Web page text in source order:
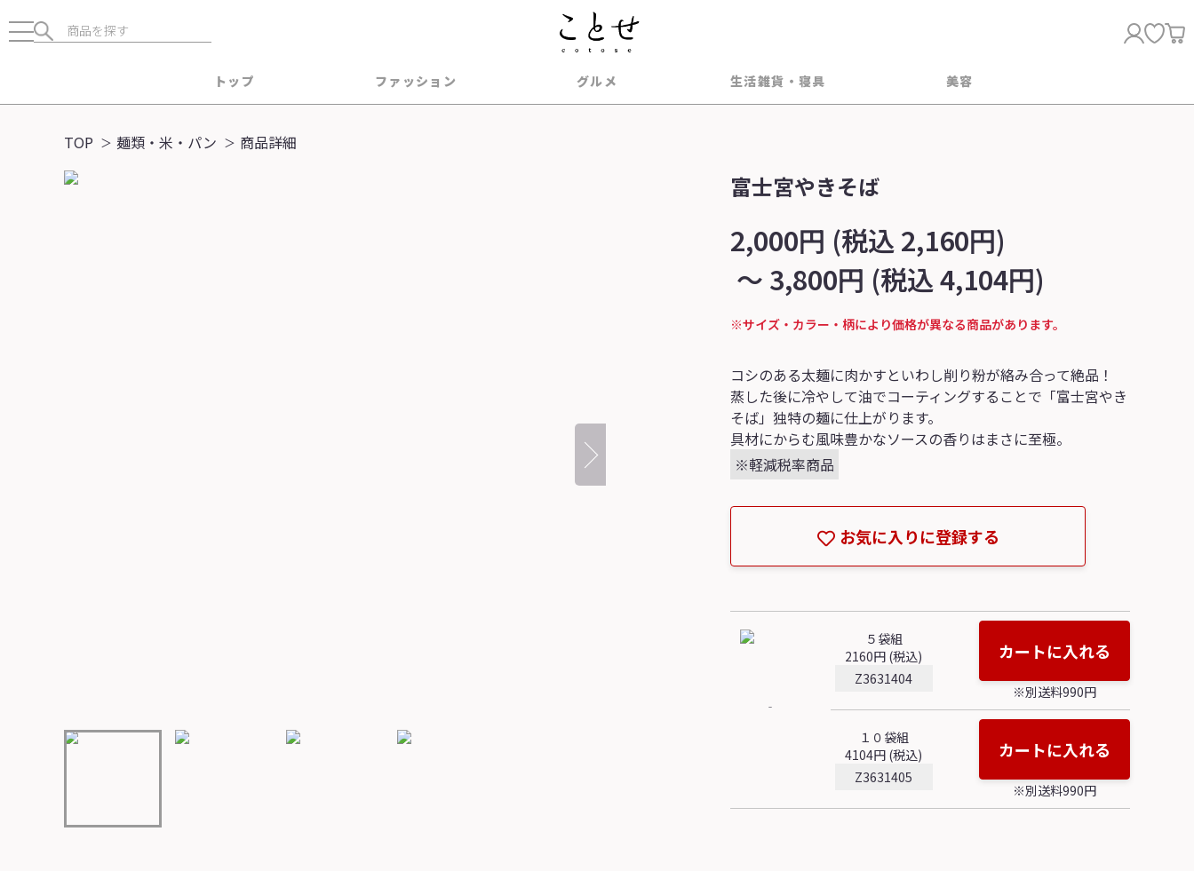
トップ ファッション グルメ 生活雑貨・寝具 美容
TOP 麺類・米・パン 商品詳細
富士宮やきそば
2,000円 (税込 2,160円)
～ 3,800円 (税込 4,104円)
※サイズ・カラー・柄により価格が異なる商品があります。
コシのある太麺に肉かすといわし削り粉が絡み合って絶品！
蒸した後に冷やして油でコーティングすることで「富士宮やき
そば」独特の麺に仕上がります。
具材にからむ風味豊かなソースの香りはまさに至極。
※軽減税率商品
お気に入りに登録する
‐
５袋組
2160円 (税込)
Z3631404
カートに入れる
※別送料990円
１０袋組
4104円 (税込)
Z3631405
カートに入れる
※別送料990円